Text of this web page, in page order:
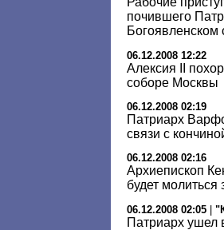
почившего
Богоявленском
06.12.2008 12:22
Алексия II
соборе Москвы
06.12.2008 02:19
Патриарх
связи с
06.12.2008 02:16
Архиепископ
будет
06.12.2008 02:05 |
Патриарх ушел